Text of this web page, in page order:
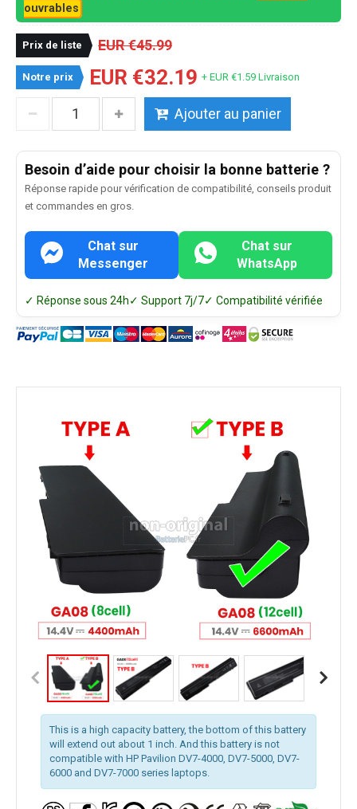
ouvrables
Prix de liste EUR €45.99
Notre prix EUR €32.19 + EUR €1.59 Livraison
Ajouter au panier
Besoin d’aide pour choisir la bonne batterie ?
Réponse rapide pour vérification de compatibilité, conseils produit
et commandes en gros.
Chat sur
Messenger
Chat sur
WhatsApp
✓ Réponse sous 24h✓ Support 7j/7✓ Compatibilité vérifiée
This is a high capacity battery, the bottom of this battery
will extend out about 1 inch. And this battery is not
compatible with HP Pavilion DV7-4000, DV7-5000, DV7-
6000 and DV7-7000 series laptops.